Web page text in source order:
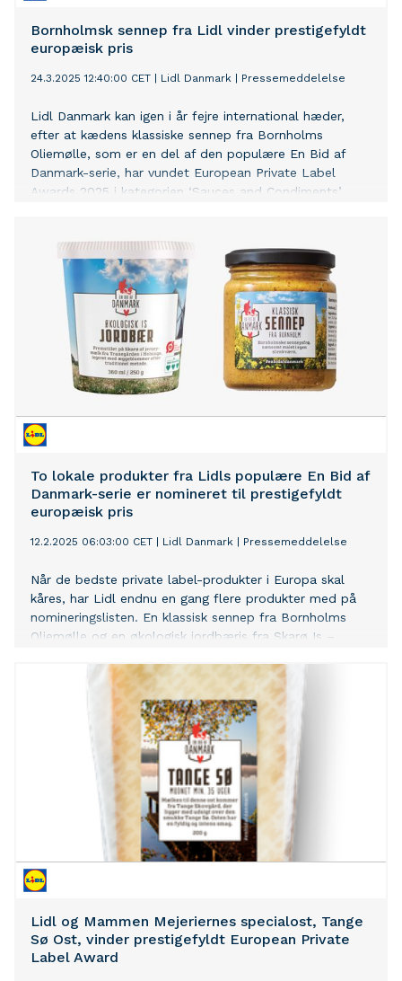
Bornholmsk sennep fra Lidl vinder prestigefyldt
europæisk pris
24.3.2025 12:40:00 CET Lidl Danmark Pressemeddelelse
Lidl Danmark kan igen i år fejre international hæder,
efter at kædens klassiske sennep fra Bornholms
Oliemølle, som er en del af den populære En Bid af
Danmark-serie, har vundet European Private Label
Awards 2025 i kategorien ‘Sauces and Condiments’.
To lokale produkter fra Lidls populære En Bid af
Danmark-serie er nomineret til prestigefyldt
europæisk pris
12.2.2025 06:03:00 CET Lidl Danmark Pressemeddelelse
Når de bedste private label-produkter i Europa skal
kåres, har Lidl endnu en gang flere produkter med på
nomineringslisten. En klassisk sennep fra Bornholms
Oliemølle og en økologisk jordbæris fra Skarø Is –
Lidl og Mammen Mejeriernes specialost, Tange
Sø Ost, vinder prestigefyldt European Private
Label Award